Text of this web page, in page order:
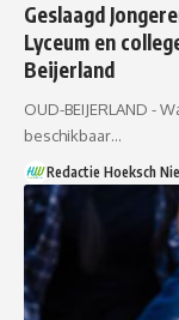
Geslaagd
Lyceum en
Beijerland
OUD-BEIJERLAND -
beschikbaar…
Redactie Hoeksch